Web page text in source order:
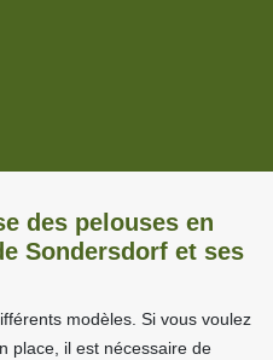
des pelouses en
Sondersdorf et ses
modèles. Si vous voulez
place, il est nécessaire de